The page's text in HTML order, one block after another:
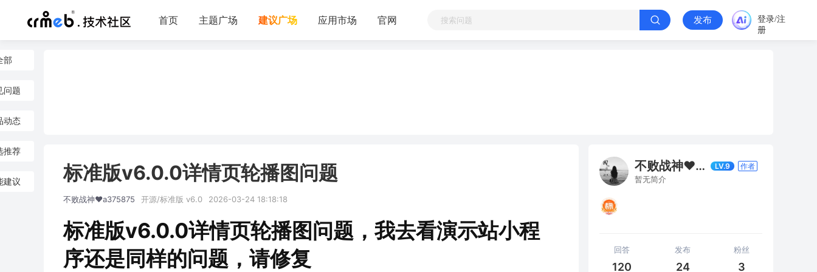
首页 主题广场 建议广场 应用市场 官网 发布
登录/注
册
部
问题
动态
推荐
建议 标准版v6.0.0详情页轮播图问题
不败战神❤️a375875 开源/标准版 v6.0 2026-03-24 18:18:18
标准版v6.0.0详情页轮播图问题，我去看演示站小程
序还是同样的问题，请修复
不败战神❤️a375875 LV.9 作者
暂无简介
回答
120
发布
24
粉丝
3